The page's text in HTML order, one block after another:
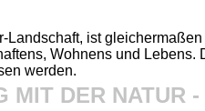
Landschaft, ist
Wohnens und Lebens.
werden.
DER NATUR -